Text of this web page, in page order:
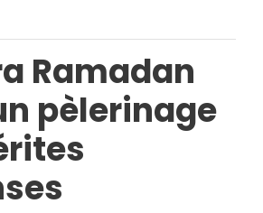
Ramadan
pèlerinage